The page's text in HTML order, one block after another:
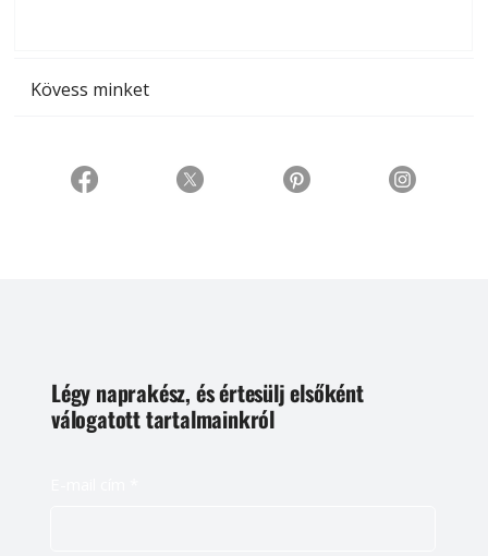
Kövess minket
Légy naprakész, és értesülj elsőként
válogatott tartalmainkról